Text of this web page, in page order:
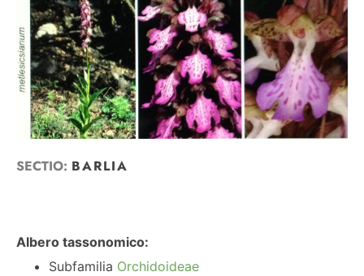
SECTIO: BARLIA
Albero tassonomico:
Subfamilia Orchidoideae